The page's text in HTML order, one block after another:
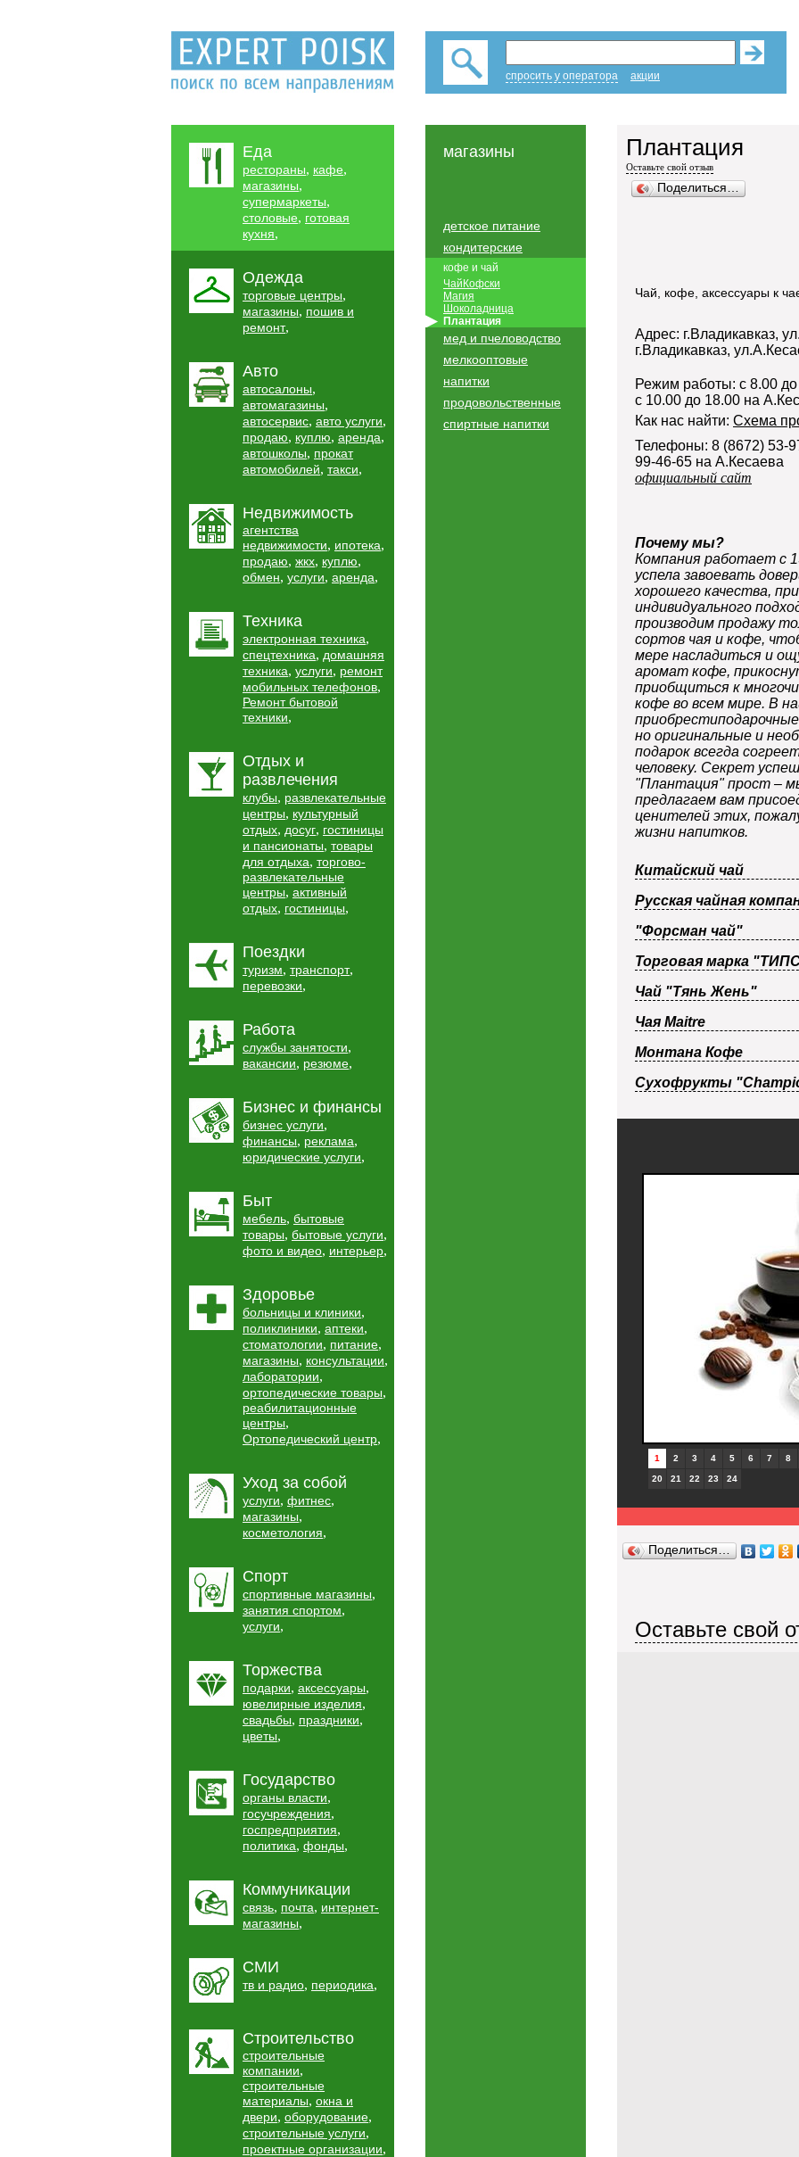
спросить у оператора акции
Еда
рестораны, кафе,
магазины,
супермаркеты,
столовые, готовая
кухня,
Одежда
торговые центры,
магазины, пошив и
ремонт,
Авто
автосалоны,
автомагазины,
автосервис, авто услуги,
продаю, куплю, аренда,
автошколы, прокат
автомобилей, такси,
Недвижимость
агентства
недвижимости, ипотека,
продаю, жкх, куплю,
обмен, услуги, аренда,
Техника
электронная техника,
спецтехника, домашняя
техника, услуги, ремонт
мобильных телефонов,
Ремонт бытовой
техники,
Отдых и
развлечения
клубы, развлекательные
центры, культурный
отдых, досуг, гостиницы
и пансионаты, товары
для отдыха, торгово-
развлекательные
центры, активный
отдых, гостиницы,
Поездки
туризм, транспорт,
перевозки,
Работа
службы занятости,
вакансии, резюме,
Бизнес и финансы
бизнес услуги,
финансы, реклама,
юридические услуги,
Быт
мебель, бытовые
товары, бытовые услуги,
фото и видео, интерьер,
Здоровье
больницы и клиники,
поликлиники, аптеки,
стоматологии, питание,
магазины, консультации,
лаборатории,
ортопедические товары,
реабилитационные
центры,
Ортопедический центр,
Уход за собой
услуги, фитнес,
магазины,
косметология,
Спорт
спортивные магазины,
занятия спортом,
услуги,
Торжества
подарки, аксессуары,
ювелирные изделия,
свадьбы, праздники,
цветы,
Государство
органы власти,
госучреждения,
госпредприятия,
политика, фонды,
Коммуникации
связь, почта, интернет-
магазины,
СМИ
тв и радио, периодика,
Строительство
строительные
компании,
строительные
материалы, окна и
двери, оборудование,
строительные услуги,
проектные организации,
магазины
детское питание
кондитерские
кофе и чай
ЧайКофски
Магия
Шоколадница
Плантация
мед и пчеловодство
мелкооптовые
напитки
продовольственные
спиртные напитки
Плантация
Оставьте свой отзыв
Поделиться…
Чай, кофе, аксессуары к
Адрес: г.Владикавказ,
г.Владикавказ,
Режим работы: с 8.00
с 10.00 до 18.00 на
Как нас найти: Схема
Телефоны: 8 (8672) 53-
99-46-65 на А.Кесаева
официальный сайт
Почему мы?
Компания работает с
успела завоевать
хорошего качества,
индивидуального
производим продажу
сортов чая и кофе,
мере насладиться и
аромат кофе,
приобщиться к
кофе во всем мире. В
но оригинальные и
подарок всегда
человеку. Секрет
"Плантация" прост –
предлагаем вам
ценителей этих,
жизни напитков.
Китайский чай
Русская чайная
"Форсман чай"
Торговая марка
Чай "Тянь Жень"
Чая Maitre
Монтана Кофе
Сухофрукты
1 2 3 4 5 6 7 8
20 21 22 23 24
Поделиться…
Оставьте свой